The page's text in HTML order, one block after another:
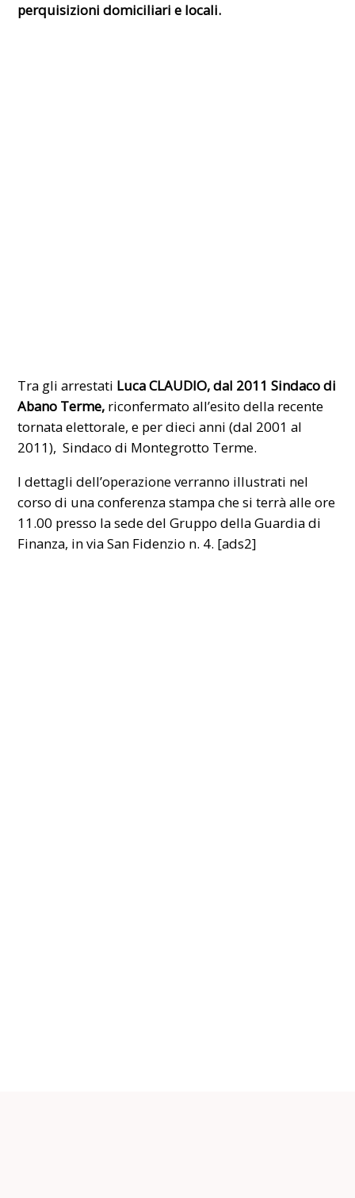
perquisizioni domiciliari e locali.
Tra gli arrestati Luca CLAUDIO, dal 2011 Sindaco di
Abano Terme, riconfermato all’esito della recente
tornata elettorale, e per dieci anni (dal 2001 al
2011), Sindaco di Montegrotto Terme.
I dettagli dell’operazione verranno illustrati nel
corso di una conferenza stampa che si terrà alle ore
11.00 presso la sede del Gruppo della Guardia di
Finanza, in via San Fidenzio n. 4. [ads2]